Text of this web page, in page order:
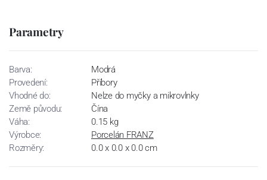
Parametry
Barva:
Modrá
Provedení:
Příbory
Vhodné do:
Nelze do myčky a mikrovlnky
Země původu:
Čína
Váha:
0.15 kg
Výrobce:
Porcelán FRANZ
Rozměry:
0.0 x 0.0 x 0.0 cm